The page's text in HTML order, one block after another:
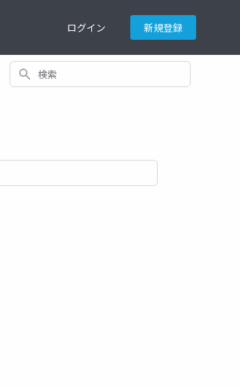
ログイン 新規登録
検索